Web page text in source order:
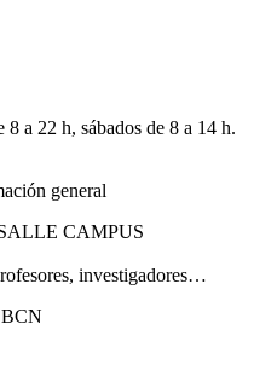
8 a 22 h, sábados de 8 a 14 h.
general
CAMPUS
investigadores…